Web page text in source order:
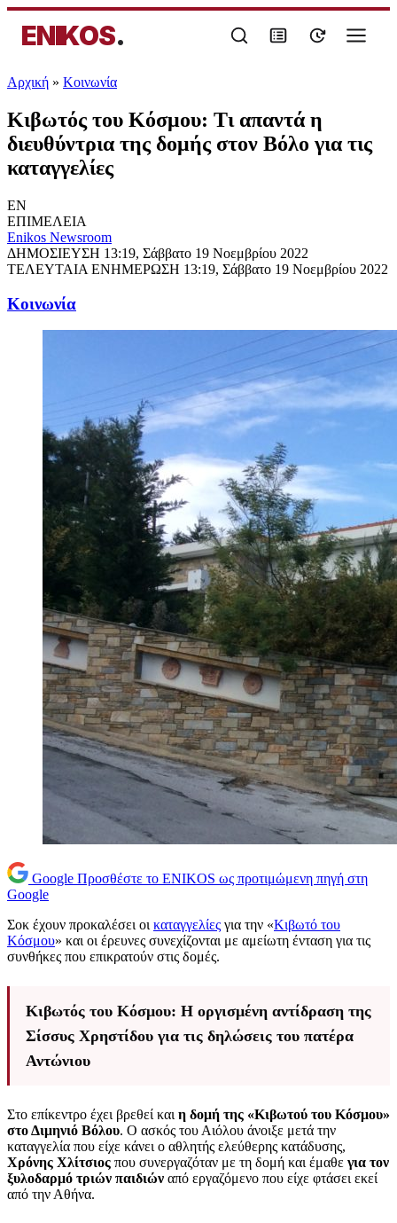
ENIKOS.
Αρχική » Κοινωνία
Κιβωτός του Κόσμου: Τι απαντά η
διευθύντρια της δομής στον Βόλο για τις
καταγγελίες
EN
ΕΠΙΜΕΛΕΙΑ
Enikos Newsroom
ΔΗΜΟΣΙΕΥΣΗ 13:19, Σάββατο 19 Νοεμβρίου 2022
ΤΕΛΕΥΤΑΙΑ ΕΝΗΜΕΡΩΣΗ 13:19, Σάββατο 19 Νοεμβρίου 2022
Κοινωνία
Google Προσθέστε το ENIKOS ως προτιμώμενη πηγή στη
Google
Σοκ έχουν προκαλέσει οι καταγγελίες για την «Κιβωτό του
Κόσμου» και οι έρευνες συνεχίζονται με αμείωτη ένταση για τις
συνθήκες που επικρατούν στις δομές.
Κιβωτός του Κόσμου: Η οργισμένη αντίδραση της
Σίσσυς Χρηστίδου για τις δηλώσεις του πατέρα
Αντώνιου
Στο επίκεντρο έχει βρεθεί και η δομή της «Κιβωτού του Κόσμου»
στο Διμηνιό Βόλου. Ο ασκός του Αιόλου άνοιξε μετά την
καταγγελία που είχε κάνει ο αθλητής ελεύθερης κατάδυσης,
Χρόνης Χλίτσιος που συνεργαζόταν με τη δομή και έμαθε για τον
ξυλοδαρμό τριών παιδιών από εργαζόμενο που είχε φτάσει εκεί
από την Αθήνα.